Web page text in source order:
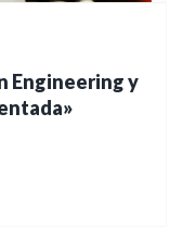
Engineering y